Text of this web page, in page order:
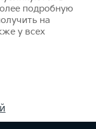
подробную
на
у всех